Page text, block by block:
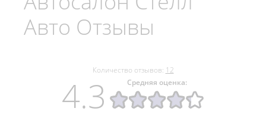
Авто Отзывы
Количество отзывов: 12
Средняя оценка:
4.3